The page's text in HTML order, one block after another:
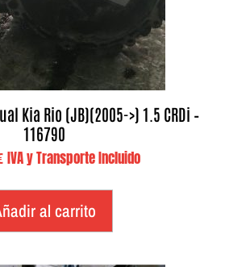
Kia Rio (JB)(2005->) 1.5 CRDi –
116790
IVA y Transporte Incluido
al carrito